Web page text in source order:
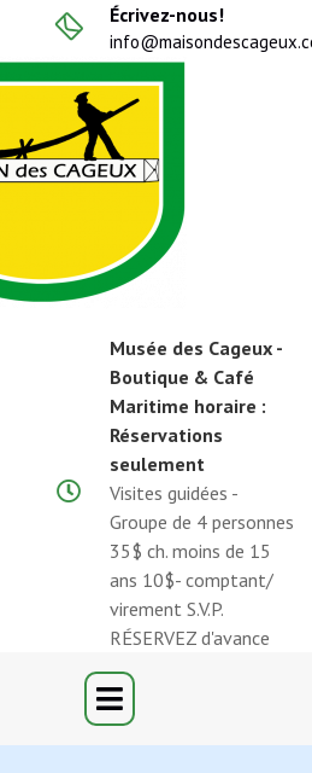
Écrivez-nous!
Musée des Cageux -
Boutique & Café
Maritime horaire :
Réservations
seulement
Visites guidées -
Groupe de 4 personnes
35$ ch. moins de 15
ans 10$- comptant/
virement S.V.P.
RÉSERVEZ d'avance